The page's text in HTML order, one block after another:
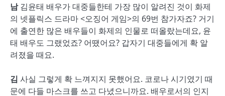
남김윤태 배우가 대중들한테 가장 많이 알려진 것이 화제
의 넷플릭스 드라마 <오징어 게임>의 69번 참가자죠? 거기
에 출연한 많은 배우들이 화제의 인물로 떠올랐는데요, 윤
태 배우도 그랬었죠? 어땠어요? 갑자기 대중들에게 확 알
려졌을 때요.
김 사실 그렇게 확 느껴지지 못했어요. 코로나 시기였기 때
문에 다들 마스크를 쓰고 다녔으니까요. 배우로서의 인지